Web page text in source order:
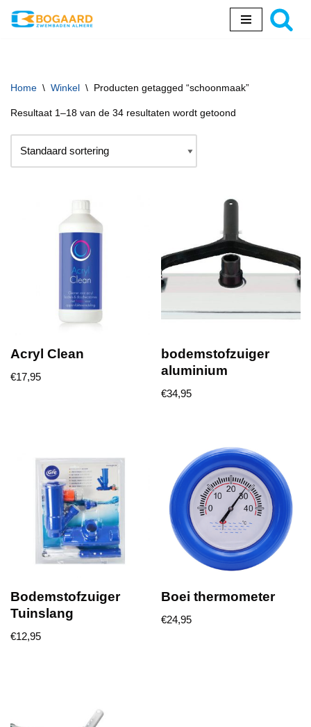
inhoud
Home \ Winkel \ Producten getagged “schoonmaak”
Resultaat 1–18 van de 34 resultaten wordt getoond
Acryl Clean
€17,95
bodemstofzuiger
aluminium
€34,95
Bodemstofzuiger
Tuinslang
€12,95
Boei thermometer
€24,95